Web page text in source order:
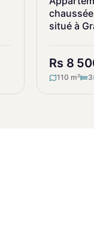
situé à
Rs 8
110 m² 3